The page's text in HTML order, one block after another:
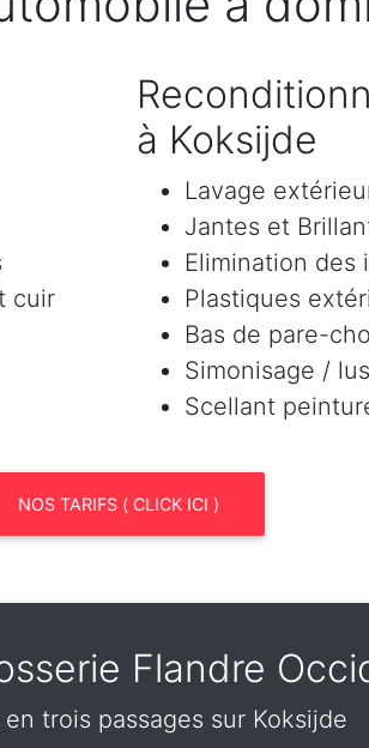
cuir
à Koksijde
Lavage
Jantes et
Elimination des
Plastiques
Bas de pare-
Simonisage /
Scellant
NOS TARIFS ( CLICK ICI )
Flandre
en trois passages sur Koksijde